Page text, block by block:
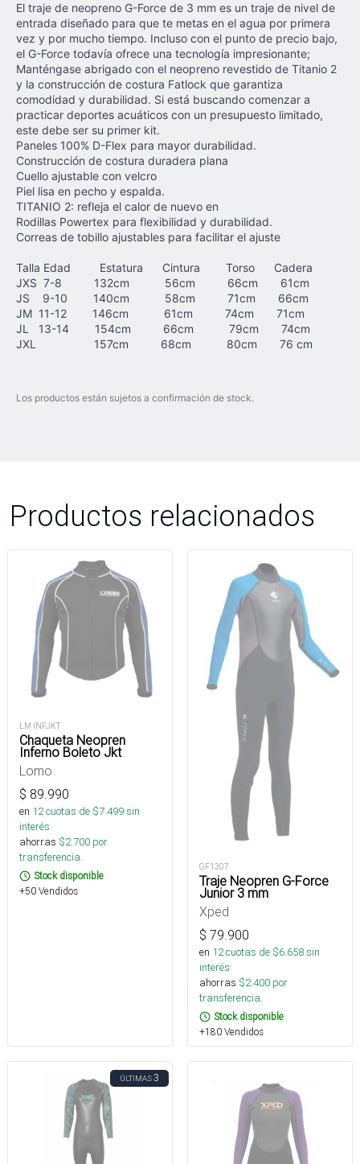
El traje de neopreno G-Force de 3 mm es un traje de nivel de
entrada diseñado para que te metas en el agua por primera
vez y por mucho tiempo. Incluso con el punto de precio bajo,
el G-Force todavía ofrece una tecnología impresionante;
Manténgase abrigado con el neopreno revestido de Titanio 2
y la construcción de costura Fatlock que garantiza
comodidad y durabilidad. Si está buscando comenzar a
practicar deportes acuáticos con un presupuesto limitado,
este debe ser su primer kit.
Paneles 100% D-Flex para mayor durabilidad.
Construcción de costura duradera plana
Cuello ajustable con velcro
Piel lisa en pecho y espalda.
TITANIO 2: refleja el calor de nuevo en
Rodillas Powertex para flexibilidad y durabilidad.
Correas de tobillo ajustables para facilitar el ajuste
Talla Edad Estatura Cintura Torso Cadera
JXS 7-8 132cm 56cm 66cm 61cm
JS 9-10 140cm 58cm 71cm 66cm
JM 11-12 146cm 61cm 74cm 71cm
JL 13-14 154cm 66cm 79cm 74cm
JXL 157cm 68cm 80cm 76 cm
Los productos están sujetos a confirmación de stock.
Productos relacionados
LM INFJKT
Chaqueta Neopren
Inferno Boleto Jkt
Lomo
$ 89.990
en 12cuotas de $7.499sin
interés
ahorras $2.700 por
transferencia.
Stock disponible
+50 Vendidos
GF1307
Traje Neopren G-Force
Junior 3 mm
Xped
$ 79.900
en 12cuotas de $6.658sin
interés
ahorras $2.400 por
transferencia.
Stock disponible
+180 Vendidos
ÚLTIMAS3